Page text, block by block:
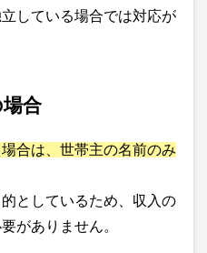
している場合では対応が
合
合は、世帯主の名前のみ
としているため、収入の
がありません。